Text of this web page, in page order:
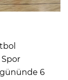
gününde 6